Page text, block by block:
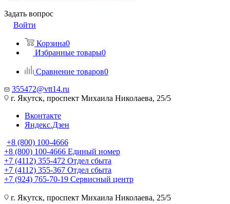
Задать вопрос
Войти
Корзина0
Избранные товары0
Сравнение товаров0
355472@vtt14.ru
г. Якутск, проспект Михаила Николаева, 25/5
Вконтакте
Яндекс.Дзен
+8 (800) 100-4666
+8 (800) 100-4666 Единый номер
+7 (4112) 355-472 Отдел сбыта
+7 (4112) 355-367 Отдел сбыта
+7 (924) 765-70-19 Сервисный центр
г. Якутск, проспект Михаила Николаева, 25/5